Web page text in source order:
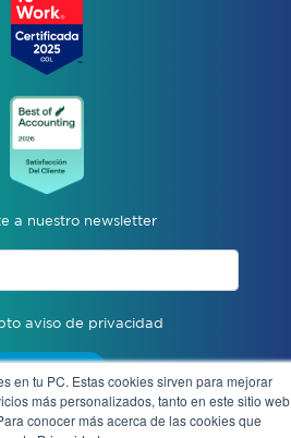
en tu PC. Estas cookies sirven para mejorar
más personalizados, tanto en este sitio web
conocer más acerca de las cookies que
a nuestro newsletter
aviso de privacidad